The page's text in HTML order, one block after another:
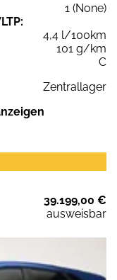
1 (None)
4,4 l/100km
101 g/km
C
Zentrallager
39.199,00 €
ausweisbar